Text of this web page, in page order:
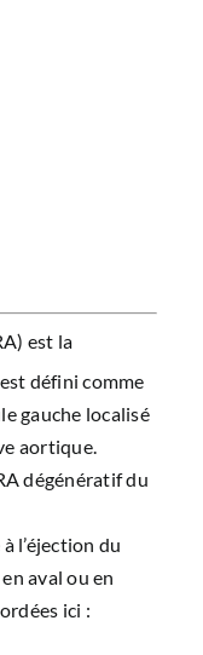
est la
défini comme
gauche localisé
aortique.
dégénératif du
l’éjection du
aval ou en
ici :